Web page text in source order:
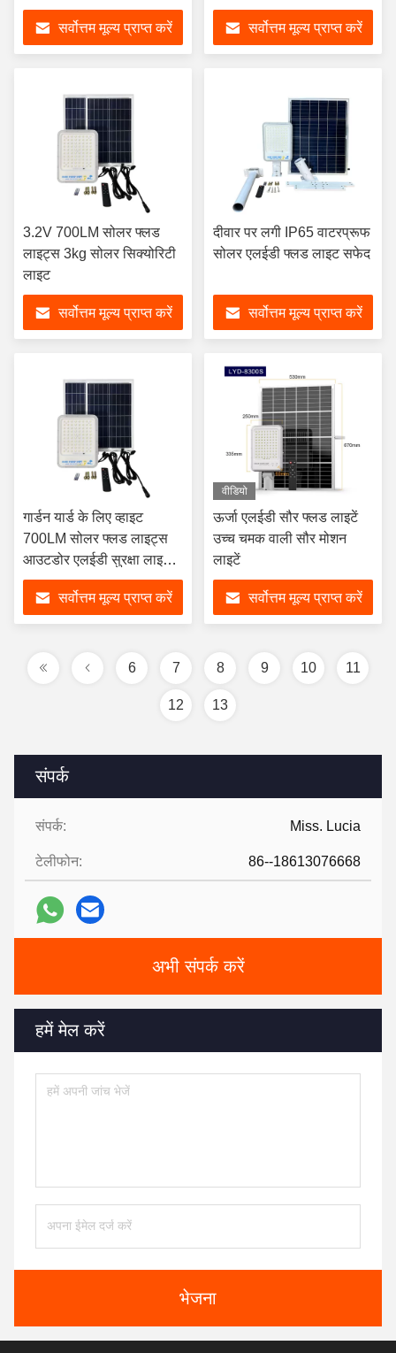
संपर्क
संपर्क: Miss. Lucia
टेलीफोन: 86--18613076668
अभी संपर्क करें
हमें मेल करें
भेजना
सर्वोत्तम मूल्य प्राप्त करें
लाइट्स
सर्वोत्तम मूल्य प्राप्त करें
3.2V 700LM सोलर फ्लड
लाइट्स 3kg सोलर सिक्योरिटी
लाइट
सर्वोत्तम मूल्य प्राप्त करें
दीवार पर लगी IP65 वाटरप्रूफ
सोलर एलईडी फ्लड लाइट सफेद
सर्वोत्तम मूल्य प्राप्त करें
गार्डन यार्ड के लिए व्हाइट
700LM सोलर फ्लड लाइट्स
आउटडोर एलईडी सुरक्षा लाइट्स
वॉटरप्रूफ IP44
सर्वोत्तम मूल्य प्राप्त करें
वीडियो
ऊर्जा एलईडी सौर फ्लड लाइटें
उच्च चमक वाली सौर मोशन
लाइटें
सर्वोत्तम मूल्य प्राप्त करें
6 7 8 9 10 11
12 13